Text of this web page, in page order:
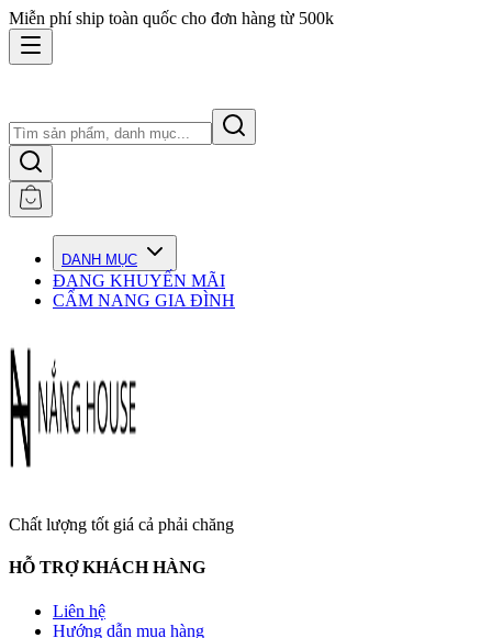
Miễn phí ship toàn quốc cho đơn hàng từ 500k
DANH MỤC
ĐANG KHUYẾN MÃI
CẨM NANG GIA ĐÌNH
Chất lượng tốt giá cả phải chăng
HỖ TRỢ KHÁCH HÀNG
Liên hệ
Hướng dẫn mua hàng